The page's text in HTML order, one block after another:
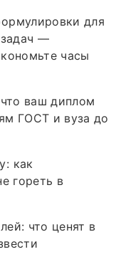
для
задач —
часы
ваш диплом
ГОСТ и вуза до
как
гореть в
что ценят в